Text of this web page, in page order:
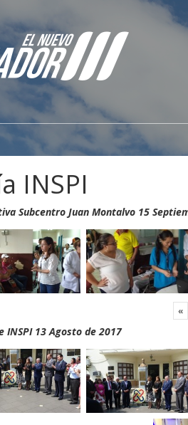
INSPI
Subcentro Juan Montalvo 15
«
INSPI 13 Agosto de 2017